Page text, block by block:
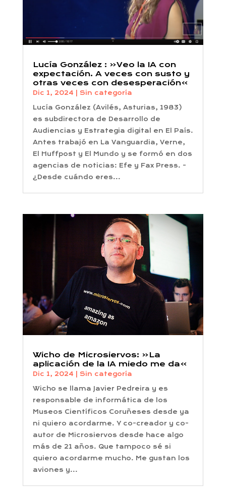
Lucía González : «Veo la IA con
expectación. A veces con susto y
otras veces con desesperación»
Dic 1, 2024 Sin categoría
Lucía González (Avilés, Asturias, 1983)
es subdirectora de Desarrollo de
Audiencias y Estrategia digital en El País.
Antes trabajó en La Vanguardia, Verne,
El Huffpost y El Mundo y se formó en dos
agencias de noticias: Efe y Fax Press. -
¿Desde cuándo eres...
Wicho de Microsiervos: «La
aplicación de la IA miedo me da»
Dic 1, 2024 Sin categoría
Wicho se llama Javier Pedreira y es
responsable de informática de los
Museos Científicos Coruñeses desde ya
ni quiero acordarme. Y co-creador y co-
autor de Microsiervos desde hace algo
más de 21 años. Que tampoco sé si
quiero acordarme mucho. Me gustan los
aviones y...